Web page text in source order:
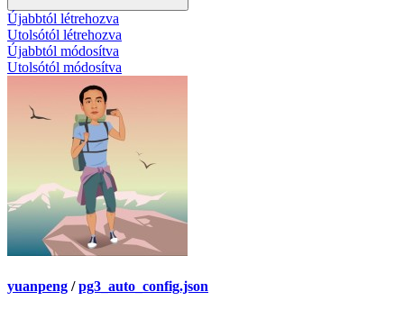
Újabbtól létrehozva
Utolsótól létrehozva
Újabbtól módosítva
Utolsótól módosítva
yuanpeng / pg3_auto_config.json